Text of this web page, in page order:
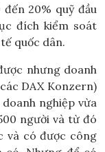
20% quỹ đầu
đích kiểm soát
quốc dân.
nhưng doanh
DAX Konzern)
nghiệp vừa
người và từ đó
và có được công